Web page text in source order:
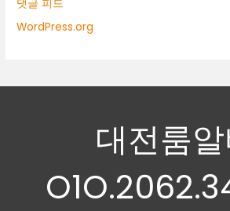
댓글 피드
WordPress.org
대전룸